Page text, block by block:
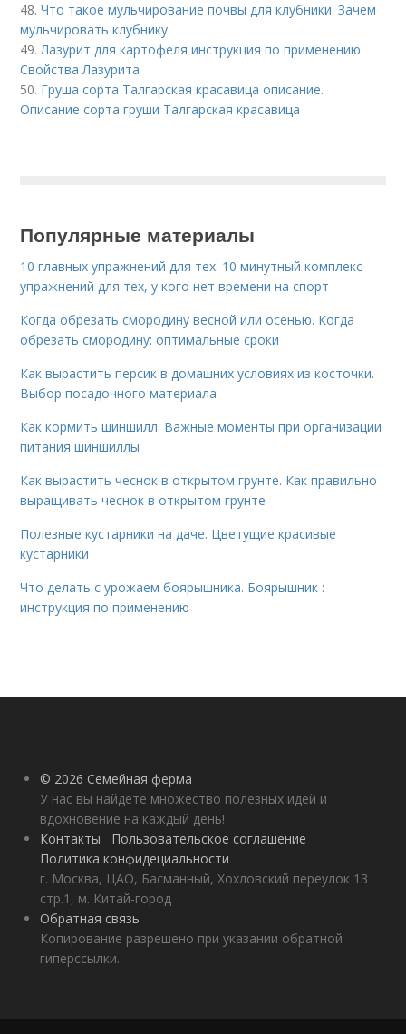
48.Что такое мульчирование почвы для клубники. Зачем
мульчировать клубнику
49.Лазурит для картофеля инструкция по применению.
Свойства Лазурита
50. Груша сорта Талгарская красавица описание.
Описание сорта груши Талгарская красавица
Популярные материалы
10 главных упражнений для тех. 10 минутный комплекс
упражнений для тех, у кого нет времени на спорт
Когда обрезать смородину весной или осенью. Когда
обрезать смородину: оптимальные сроки
Как вырастить персик в домашних условиях из косточки.
Выбор посадочного материала
Как кормить шиншилл. Важные моменты при организации
питания шиншиллы
Как вырастить чеснок в открытом грунте. Как правильно
выращивать чеснок в открытом грунте
Полезные кустарники на даче. Цветущие красивые
кустарники
Что делать с урожаем боярышника. Боярышник :
инструкция по применению
© 2026 Семейная ферма
У нас вы найдете множество полезных идей и
вдохновение на каждый день!
Контакты
Пользовательское соглашение
Политика конфидециальности
г. Москва, ЦАО, Басманный, Хохловский переулок 13
стр.1, м. Китай-город
Обратная связь
Копирование разрешено при указании обратной
гиперссылки.